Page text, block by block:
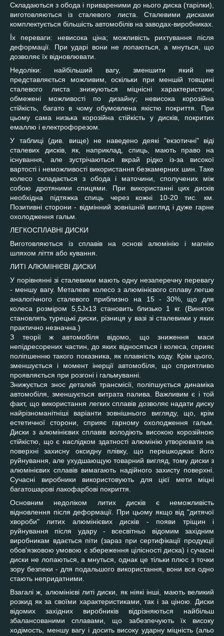
Складаються з обода і привареними до нього диска (тарілки),
виготовляються із сталевого листа. Сталевими дисками
комплектується більшість автомобілів на заводах-виробниках.
Їх переваги: невисока ціна; можливість рихтування після
деформації. При ударі вони не лопаються, а мнуться, що
дозволяє їх відновлювати.
Недоліки: найбільший вагу, зменшити який не
представляється можливим, оскільки при меншій товщині
сталевого листа знижуються міцнісні характеристики;
обмежені можливості по дизайну; невисока корозійна
стійкість, багато в чому обумовлена якістю покриття. При
цьому сама низька корозійна стійкість у дисків, покритих
емаллю і електрофорезом.
У таблиці (див. вище) не наведено деякі "екзотичні" віді
сталевих дисків, як, наприклад, спиць, мають право на
існування, але зустрічаються вкрай рідко із-за високої
вартості і неможливості використання безкамерних шин. Таке
колесо складається з обода і маточини, сполучених між
собою дротяними спицями. При використанні цих дисків
необхідна підтяжка спиць через кожні 10-20 тис. км.
Позитивні сторони - відмінний зовнішній вигляд і дуже гарне
охолодження гальм.
ЛЕГКОСПЛАВНІ ДИСКИ
Виготовляються із сплавів на основі алюмінію і магнію
шляхом ліття або кування.
ЛИТІ АЛЮМІНІЄВІ ДИСКИ
У порівнянні зі сталевими мають одну незаперечну перевагу
- меншу вагу. Металеве колесо з алюмінієвого сплаву легше
аналогічного сталевого приблизно на 15 - 30%, що для
колеса розміром 5,5Јх13 становить близько 1 кг. (Виняток
становлять турецькі диски, різниця у вазі зі сталевими у яких
практично незначна.)
З теорії ж автомобіля відомо, що зниження маси
непідресорених частин, до яких відносяться і колеса, сприяє
поліпшенню такого показника, як плавність ходу. Крім цього,
зменшується і момент інерції автомобіля, що сприятливо
проявляється при розгоні і гальмуванні.
Знижується знос деталей трансмісії, поліпшується динаміка
автомобіля, зменшується витрата палива. Важливим є і той
факт, що використання легких сплавів дозволяє надати диску
найрізноманітніші варіанти зовнішнього вигляду, що, крім
естетичної сторони, сприяє гарному охолодження гальм.
Диски з алюмінієвих сплавів володіють високою корозійною
стійкістю, що є наслідком здатності алюмінію утворювати на
поверхні захисну оксидну плівку, що перешкоджає його
руйнування, але ухудшающую товарний вигляд, тому диски з
алюмінієвих сплавів вимагають надійного захисту поверхні.
Сучасні виробники використовують для цієї мети міцні
багатошарові лакофарбові покриття.
Основним недоліком литих дисків є неможливість
відновлення після деформації. При цьому якщо від "дитячої
хвороби" литих алюмінієвих дисків - появи тріщин і
руйнування після удару - всесвітньо відомим західним
виробникам вдається піти (зараз при сертифікації продукції
обов'язковою умовою є збереження цілісності диска) і сучасні
диски не лопаються, а мнуться, однак це тільки плюс з точки
зору безпеки - для подальшого використання, вони все одно
стають непридатними.
Взагалі ж, алюмінієві литі диски, як ніякі інші, мають великий
розкид як за своїми характеристиками, так і за ціною. Диски
відомих західних виробників відрізняються найбільш
збалансованими сплавами, що забезпечують їх високу
ходімость, меншу вагу і досить високу ударну міцність (альо